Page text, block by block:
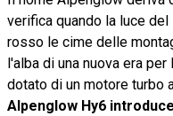
verifica quando la luce
rosso le cime delle
l'alba di una nuova era
dotato di un motore turbo
Alpenglow Hy6